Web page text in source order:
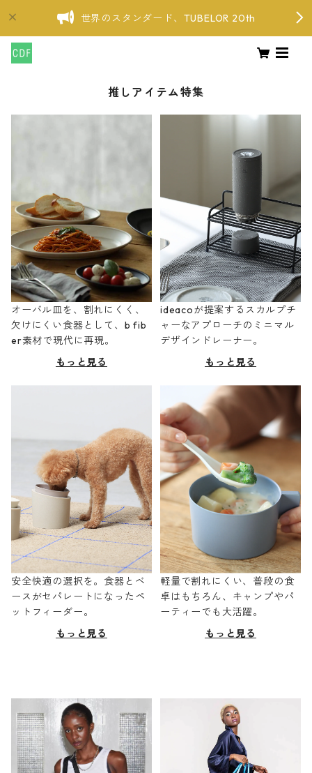
世界のスタンダード、TUBELOR 20th
推しアイテム特集
オーバル皿を、割れにくく、
欠けにくい食器として、b fib
er素材で現代に再現。
もっと見る
ideacoが提案するスカルプチ
ャーなアプローチのミニマル
デザインドレーナー。
もっと見る
安全快適の選択を。食器とベ
ースがセパレートになったペ
ットフィーダー。
もっと見る
軽量で割れにくい、普段の食
卓はもちろん、キャンプやパ
ーティーでも大活躍。
もっと見る